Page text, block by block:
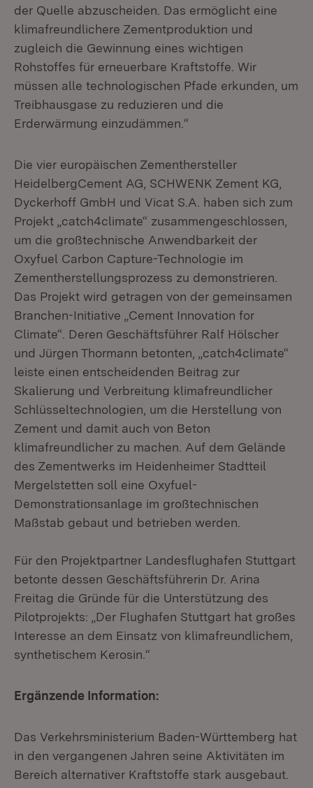
der Quelle abzuscheiden. Das ermöglicht eine
klimafreundlichere Zementproduktion und
zugleich die Gewinnung eines wichtigen
Rohstoffes für erneuerbare Kraftstoffe. Wir
müssen alle technologischen Pfade erkunden, um
Treibhausgase zu reduzieren und die
Erderwärmung einzudämmen.“
Die vier europäischen Zementhersteller
HeidelbergCement AG, SCHWENK Zement KG,
Dyckerhoff GmbH und Vicat S.A. haben sich zum
Projekt „catch4climate“ zusammengeschlossen,
um die großtechnische Anwendbarkeit der
Oxyfuel Carbon Capture-Technologie im
Zementherstellungsprozess zu demonstrieren.
Das Projekt wird getragen von der gemeinsamen
Branchen-Initiative „Cement Innovation for
Climate“. Deren Geschäftsführer Ralf Hölscher
und Jürgen Thormann betonten, „catch4climate“
leiste einen entscheidenden Beitrag zur
Skalierung und Verbreitung klimafreundlicher
Schlüsseltechnologien, um die Herstellung von
Zement und damit auch von Beton
klimafreundlicher zu machen. Auf dem Gelände
des Zementwerks im Heidenheimer Stadtteil
Mergelstetten soll eine Oxyfuel-
Demonstrationsanlage im großtechnischen
Maßstab gebaut und betrieben werden.
Für den Projektpartner Landesflughafen Stuttgart
betonte dessen Geschäftsführerin Dr. Arina
Freitag die Gründe für die Unterstützung des
Pilotprojekts: „Der Flughafen Stuttgart hat großes
Interesse an dem Einsatz von klimafreundlichem,
synthetischem Kerosin.“
Ergänzende Information:
Das Verkehrsministerium Baden-Württemberg hat
in den vergangenen Jahren seine Aktivitäten im
Bereich alternativer Kraftstoffe stark ausgebaut.